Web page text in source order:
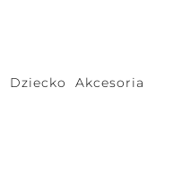
Dziecko Akcesoria